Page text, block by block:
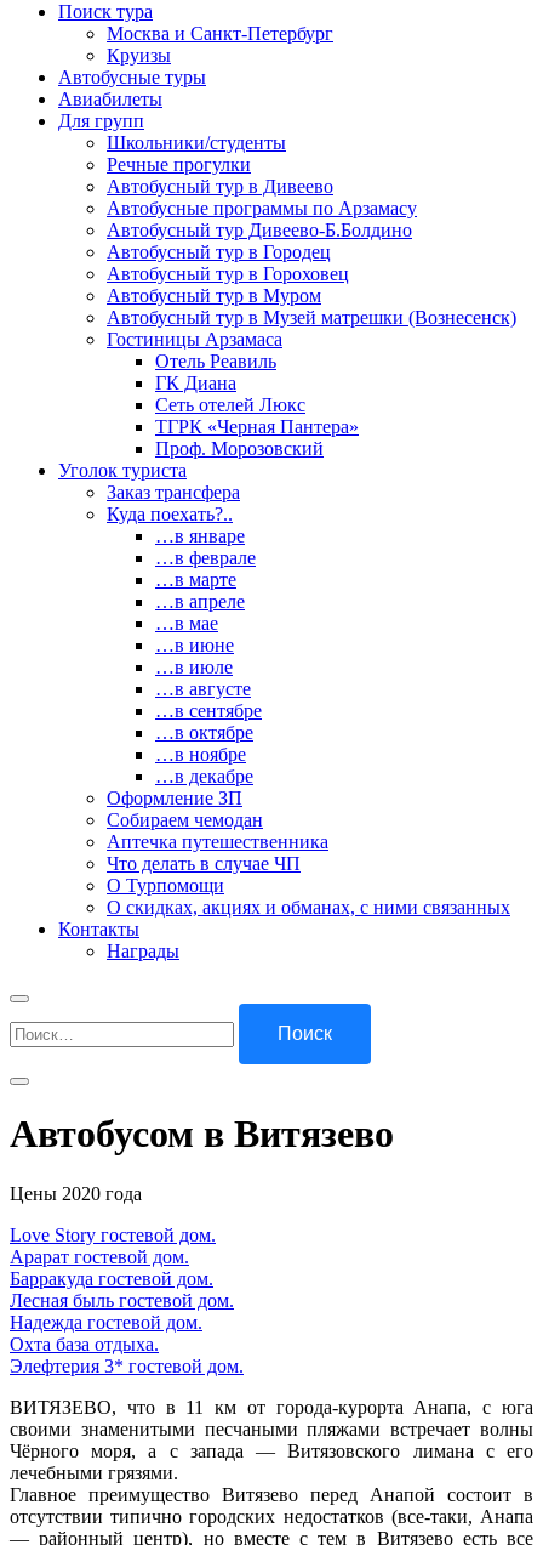
Поиск тура
Москва и Санкт-Петербург
Круизы
Автобусные туры
Авиабилеты
Для групп
Школьники/студенты
Речные прогулки
Автобусный тур в Дивеево
Автобусные программы по Арзамасу
Автобусный тур Дивеево-Б.Болдино
Автобусный тур в Городец
Автобусный тур в Гороховец
Автобусный тур в Муром
Автобусный тур в Музей матрешки (Вознесенск)
Гостиницы Арзамаса
Отель Реавиль
ГК Диана
Сеть отелей Люкс
ТГРК «Черная Пантера»
Проф. Морозовский
Уголок туриста
Заказ трансфера
Куда поехать?..
…в январе
…в феврале
…в марте
…в апреле
…в мае
…в июне
…в июле
…в августе
…в сентябре
…в октябре
…в ноябре
…в декабре
Оформление ЗП
Собираем чемодан
Аптечка путешественника
Что делать в случае ЧП
О Турпомощи
О скидках, акциях и обманах, с ними связанных
Контакты
Награды
Автобусом в Витязево
Цены 2020 года
Love Story гостевой дом.
Арарат гостевой дом.
Барракуда гостевой дом.
Лесная быль гостевой дом.
Надежда гостевой дом.
Охта база отдыха.
Элефтерия 3* гостевой дом.
ВИТЯЗЕВО, что в 11 км от города-курорта Анапа, с юга
своими знаменитыми песчаными пляжами встречает волны
Чёрного моря, а с запада — Витязовского лимана с его
лечебными грязями.
Главное преимущество Витязево перед Анапой состоит в
отсутствии типично городских недостатков (все-таки, Анапа
— районный центр), но вместе с тем в Витязево есть все